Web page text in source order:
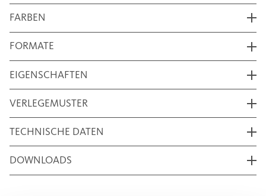
FARBEN
FORMATE
EIGENSCHAFTEN
VERLEGEMUSTER
TECHNISCHE DATEN
DOWNLOADS